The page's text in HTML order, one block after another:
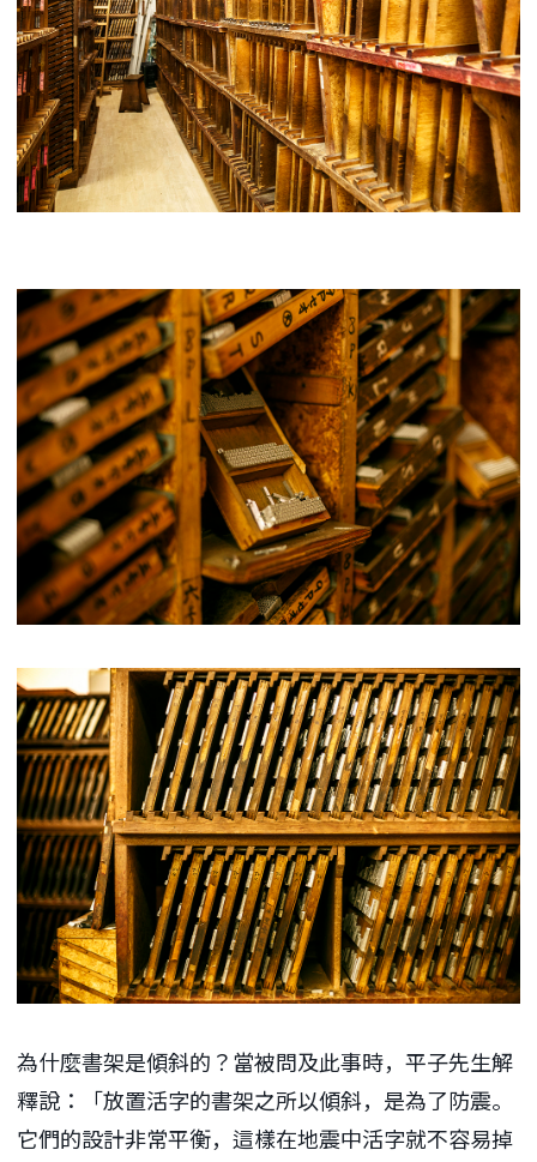
為什麼書架是傾斜的？當被問及此事時，平子先生解
釋說：「放置活字的書架之所以傾斜，是為了防震。
它們的設計非常平衡，這樣在地震中活字就不容易掉